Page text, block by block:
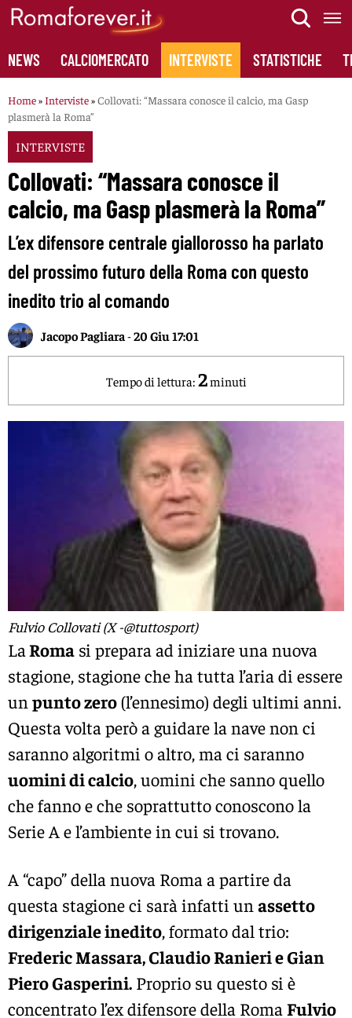
Skip
content
NEWS CALCIOMERCATO INTERVISTE STATISTICHE
Home»Interviste»Collovati: “Massara conosce il calcio, ma Gasp
plasmerà la Roma”
INTERVISTE
Collovati: “Massara conosce il
calcio, ma Gasp plasmerà la Roma”
L’ex difensore centrale giallorosso ha parlato
del prossimo futuro della Roma con questo
inedito trio al comando
Jacopo Pagliara -20 Giu 17:01
Tempo di lettura: 2minuti
Fulvio Collovati (X -@tuttosport)
LaRoma si prepara ad iniziare una nuova
stagione, stagione che ha tutta l’aria di essere
un punto zero(l’ennesimo) degli ultimi anni.
Questa volta però a guidare la nave non ci
saranno algoritmi o altro, ma ci saranno
uomini di calcio, uomini che sanno quello
che fanno e che soprattutto conoscono la
Serie A e l’ambiente in cui si trovano.
A “capo” della nuova Roma a partire da
questa stagione ci sarà infatti un assetto
dirigenziale inedito, formato dal trio:
Frederic Massara, Claudio Ranieri e Gian
Piero Gasperini. Proprio su questo si è
concentrato l’ex difensore della Roma Fulvio